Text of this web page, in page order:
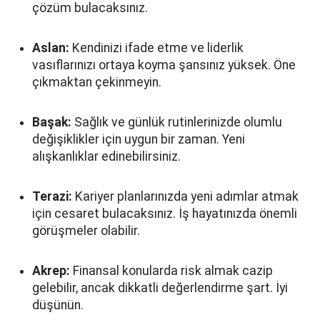
çözüm bulacaksınız.
Aslan: Kendinizi ifade etme ve liderlik
vasıflarınızı ortaya koyma şansınız yüksek. Öne
çıkmaktan çekinmeyin.
Başak: Sağlık ve günlük rutinlerinizde olumlu
değişiklikler için uygun bir zaman. Yeni
alışkanlıklar edinebilirsiniz.
Terazi: Kariyer planlarınızda yeni adımlar atmak
için cesaret bulacaksınız. İş hayatınızda önemli
görüşmeler olabilir.
Akrep: Finansal konularda risk almak cazip
gelebilir, ancak dikkatli değerlendirme şart. İyi
düşünün.